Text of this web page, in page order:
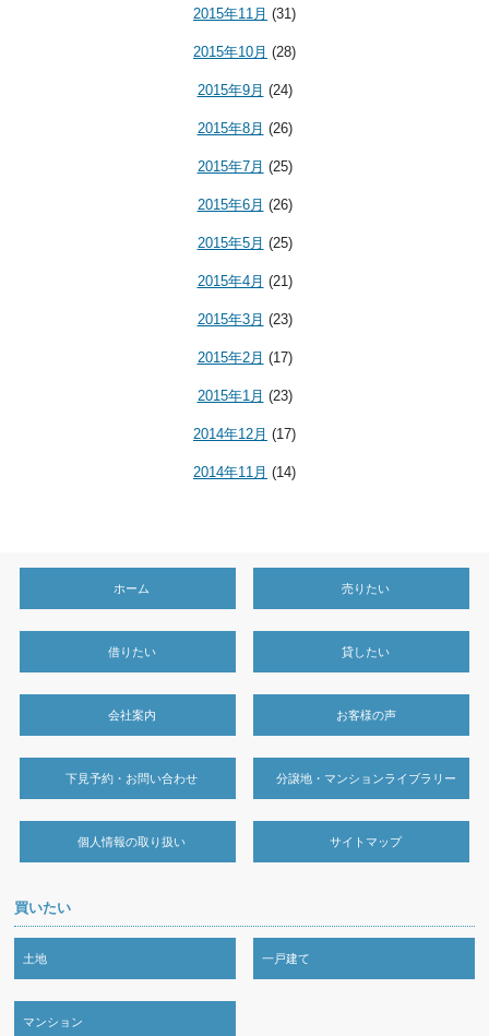
2015年11月 (31)
2015年10月 (28)
2015年9月 (24)
2015年8月 (26)
2015年7月 (25)
2015年6月 (26)
2015年5月 (25)
2015年4月 (21)
2015年3月 (23)
2015年2月 (17)
2015年1月 (23)
2014年12月 (17)
2014年11月 (14)
ホーム 売りたい
借りたい 貸したい
会社案内 お客様の声
下見予約・お問い合わせ 分譲地・マンションライブラリー
個人情報の取り扱い サイトマップ
買いたい
土地 一戸建て
マンション